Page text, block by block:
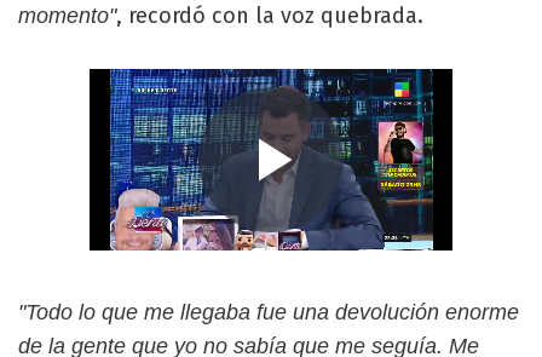
momento", recordó con la voz quebrada.
"Todo lo que me llegaba fue una devolución enorme
de la gente que yo no sabía que me seguía. Me